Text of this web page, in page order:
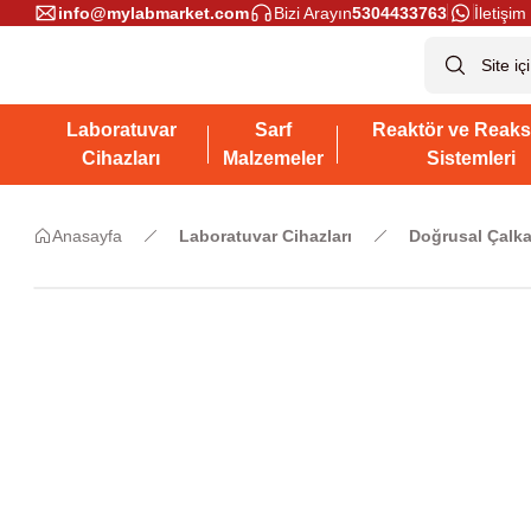
info@mylabmarket.com Bizi Arayın5304433763 İletişim
Laboratuvar
Cihazları
Sarf
Malzemeler
Reaktör ve
Sistemleri
Anasayfa Laboratuvar Cihazları Doğrusal